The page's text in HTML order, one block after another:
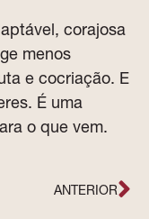
corajosa
menos
e cocriação. E
É uma
o que vem.
ANTERIOR